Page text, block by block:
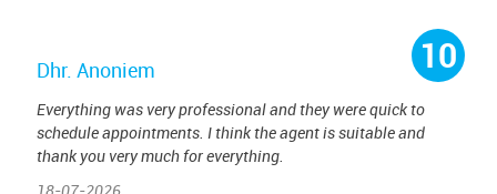
10
Dhr. Anoniem
Everything was very professional and they were quick to
schedule appointments. I think the agent is suitable and
thank you very much for everything.